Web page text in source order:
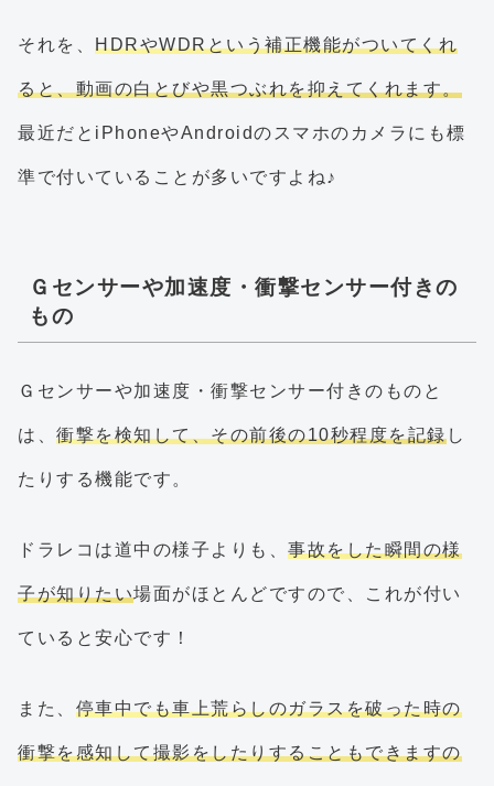
それを、 HDRやWDRという補正機能がついてくれ
ると、動画の白とびや黒つぶれを抑えてくれます。
最近だとiPhoneやAndroidのスマホのカメラにも標
準で付いていることが多いですよね♪
Ｇセンサーや加速度・衝撃センサー付きの
もの
Ｇセンサーや加速度・衝撃センサー付きのものと
は、 衝撃を検知して、その前後の10秒程度を記録し
たりする機能です。
ドラレコは道中の様子よりも、 事故をした瞬間の様
子が知りたい場面がほとんどですので、これが付い
ていると安心です！
また、 停車中でも車上荒らしのガラスを破った時の
衝撃を感知して撮影をしたりすることもできますの